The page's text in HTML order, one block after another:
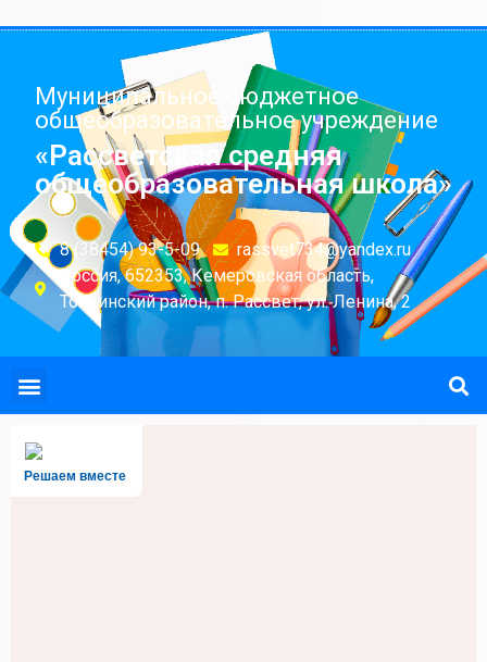
Муниципальное бюджетное
общеобразовательное учреждение
«Рассветская средняя
общеобразовательная школа»
8 (38454) 93-5-09
rassvet734@yandex.ru
Россия, 652353, Кемеровская область,
Топкинский район, п. Рассвет, ул. Ленина, 2
Решаем вместе